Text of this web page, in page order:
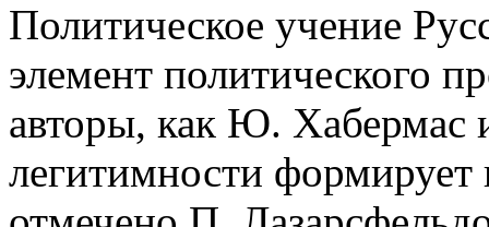
Политическое учение
элемент политического
авторы, как Ю. Хабермас
легитимности